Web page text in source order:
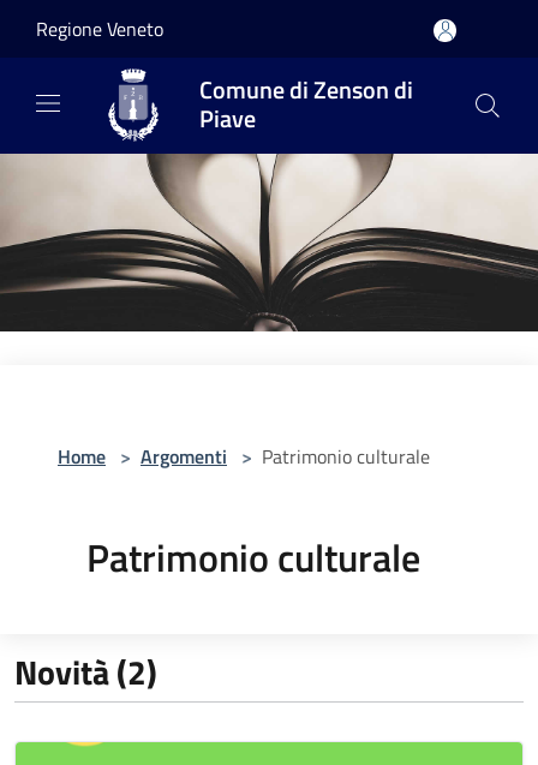
Regione Veneto
Comune di Zenson di
Piave
Home > Argomenti > Patrimonio culturale
Patrimonio culturale
Novità (2)